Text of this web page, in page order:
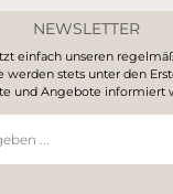
NEWSLETTER
einfach unseren
werden stets unter den
und Angebote informiert